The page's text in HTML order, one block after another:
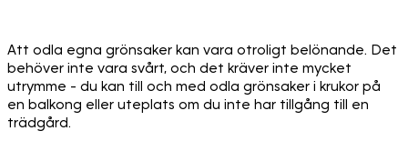
Att odla egna grönsaker kan vara otroligt belönande. Det
behöver inte vara svårt, och det kräver inte mycket
utrymme - du kan till och med odla grönsaker i krukor på
en balkong eller uteplats om du inte har tillgång till en
trädgård.